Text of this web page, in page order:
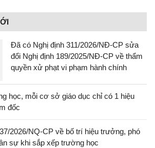
Đã có Nghị định 311/2026/NĐ-CP sửa
đổi Nghị định 189/2025/NĐ-CP về thẩm
quyền xử phạt vi phạm hành chính
học, mỗi cơ sở giáo dục chỉ có 1 hiệu
đốc
2026/NQ-CP về bố trí hiệu trưởng, phó
sự khi sắp xếp trường học